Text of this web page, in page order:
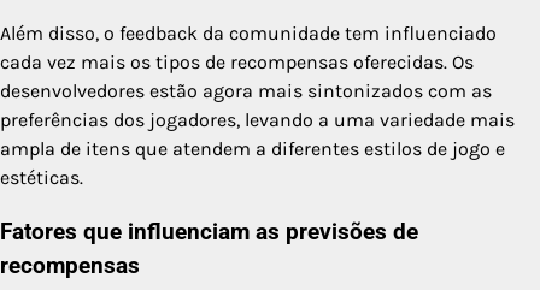
Além disso, o feedback da comunidade tem influenciado
cada vez mais os tipos de recompensas oferecidas. Os
desenvolvedores estão agora mais sintonizados com as
preferências dos jogadores, levando a uma variedade mais
ampla de itens que atendem a diferentes estilos de jogo e
estéticas.
Fatores que influenciam as previsões de
recompensas